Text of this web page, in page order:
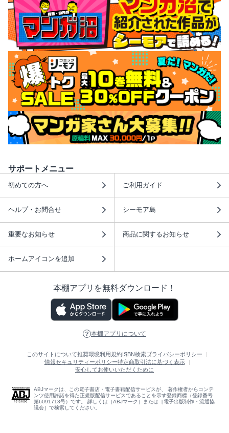
サポートメニュー
初めての方へ ご利用ガイド
ヘルプ・お問合せ シーモア島
重要なお知らせ 商品に関するお知らせ
ホームアイコンを追加
本棚アプリを無料ダウンロード！
本棚アプリについて
このサイトについて推奨環境利用規約 ISBN検索プライバシーポリシー
情報セキュリティーポリシー特定商取引法に基づく表示
安心してお使いいただくために
ABJマークは、この電子書店・電子書籍配信サービスが、 著作権者からコンテ
ンツ使用許諾を得た正規版配信サービスであることを示す登録商標（登録番号
第6091713号）です。 詳しくは［ABJマーク］または［電子出版制作・流通協
議会］で検索してください。